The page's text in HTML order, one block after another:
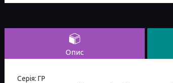
Опис
Серія: ГР